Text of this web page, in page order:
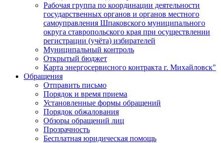
Рабочая группа по координации деятельности
государственных органов и органов местного
самоуправления Шпаковского муниципального
округа ставропольского края при осуществлении
регистрации (учёта) избирателей
Муниципальный контроль
Открытый бюджет
Карта энергосервисного контракта г. Михайловск"
Обращения
Отправить письмо
Порядок и время приема
Установленные формы обращений
Порядок обжалования
Обзоры обращений лиц
Прозрачность
Бесплатная юридическая помощь